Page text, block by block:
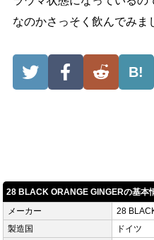
なのかさっそく飲んでみま
B!
28 BLACK ORANGE GINGERの基本
メーカー
28
製造国
ドイツ